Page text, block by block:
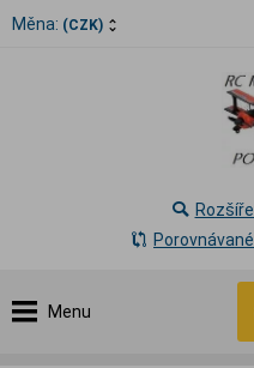
Měna: (CZK)
Menu